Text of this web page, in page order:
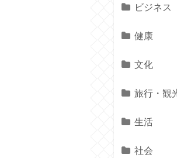
ビジネス
健康
文化
旅行・観
生活
社会